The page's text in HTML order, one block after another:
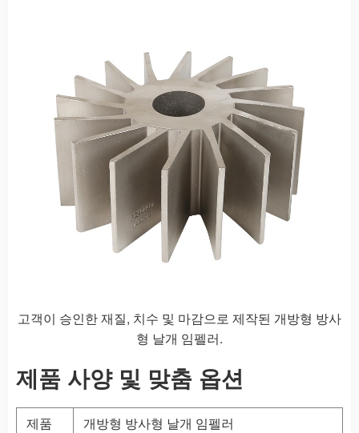
고객이 승인한 재질, 치수 및 마감으로 제작된 개방형 방사
형 날개 임펠러.
제품 사양 및 맞춤 옵션
제품
개방형 방사형 날개 임펠러